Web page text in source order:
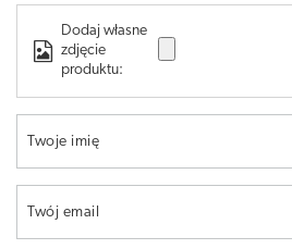
Dodaj własne
zdjęcie
produktu:
Twoje imię
Twój email